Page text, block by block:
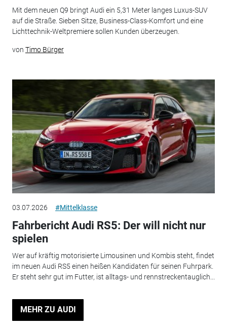
Mit dem neuen Q9 bringt Audi ein 5,31 Meter langes Luxus-SUV
auf die Straße. Sieben Sitze, Business-Class-Komfort und eine
Lichttechnik-Weltpremiere sollen Kunden überzeugen.
von Timo Bürger
03.07.2026 #Mittelklasse
Fahrbericht Audi RS5: Der will nicht nur
spielen
Wer auf kräftig motorisierte Limousinen und Kombis steht, findet
im neuen Audi RS5 einen heißen Kandidaten für seinen Fuhrpark.
Er steht sehr gut im Futter, ist alltags- und rennstreckentauglich...
MEHR ZU AUDI